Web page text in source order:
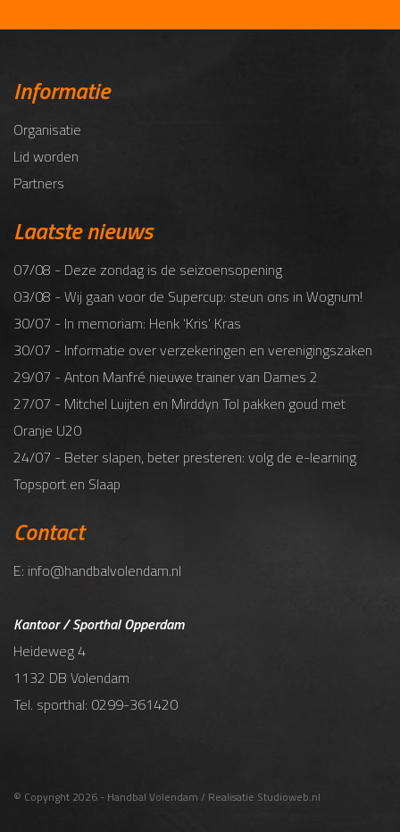
Informatie
Organisatie
Lid worden
Partners
Laatste nieuws
07/08 - Deze zondag is de seizoensopening
03/08 - Wij gaan voor de Supercup: steun ons in Wognum!
30/07 - In memoriam: Henk ‘Kris’ Kras
30/07 - Informatie over verzekeringen en verenigingszaken
29/07 - Anton Manfré nieuwe trainer van Dames 2
27/07 - Mitchel Luijten en Mirddyn Tol pakken goud met
Oranje U20
24/07 - Beter slapen, beter presteren: volg de e-learning
Topsport en Slaap
Contact
E: info@handbalvolendam.nl
Kantoor / Sporthal Opperdam
Heideweg 4
1132 DB Volendam
Tel. sporthal: 0299-361420
© Copyright 2026 - Handbal Volendam / Realisatie Studioweb.nl